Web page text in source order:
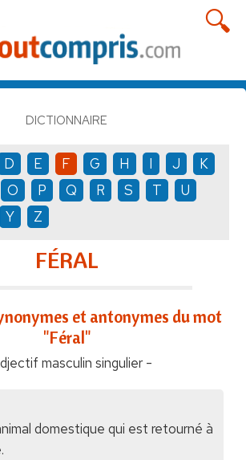
DICTIONNAIRE
D E F G H I J
K
O P Q R S T
U
Y Z
FÉRAL
et antonymes du mot
"Féral"
masculin singulier -
domestique qui est retourné à